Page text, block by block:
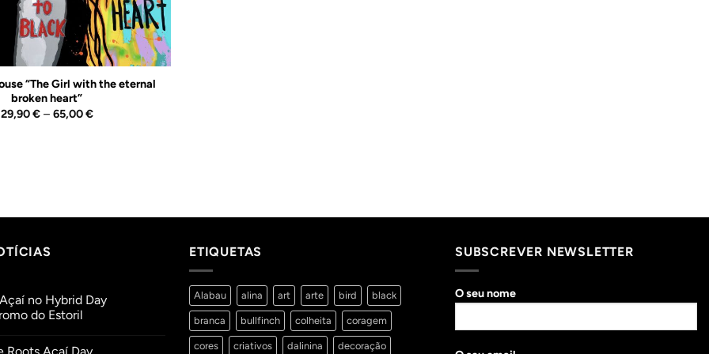
“The Girl with the eternal
broken heart”
29,90€ – 65,00€Price
no Hybrid Day
do Estoril
ETIQUETAS
Alabau alina art arte bird black
branca bullfinch colheita coragem
cores criativos dalinina decoração
SUBSCREVER NEWSLETTER
O seu nome